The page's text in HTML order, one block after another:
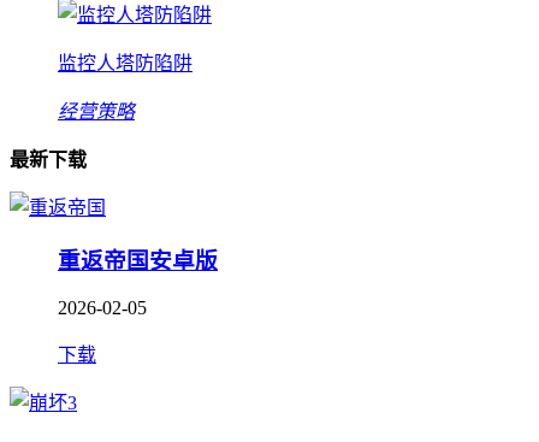
监控人塔防陷阱
经营策略
最新下载
重返帝国安卓版
2026-02-05
下载